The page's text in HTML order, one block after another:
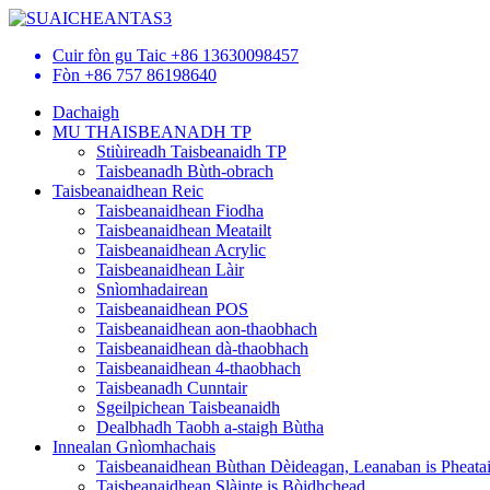
Cuir fòn gu Taic +86 13630098457
Fòn +86 757 86198640
Dachaigh
MU THAISBEANADH TP
Stiùireadh Taisbeanaidh TP
Taisbeanadh Bùth-obrach
Taisbeanaidhean Reic
Taisbeanaidhean Fiodha
Taisbeanaidhean Meatailt
Taisbeanaidhean Acrylic
Taisbeanaidhean Làir
Snìomhadairean
Taisbeanaidhean POS
Taisbeanaidhean aon-thaobhach
Taisbeanaidhean dà-thaobhach
Taisbeanaidhean 4-thaobhach
Taisbeanadh Cunntair
Sgeilpichean Taisbeanaidh
Dealbhadh Taobh a-staigh Bùtha
Innealan Gnìomhachais
Taisbeanaidhean Bùthan Dèideagan, Leanaban is
Taisbeanaidhean Slàinte is Bòidhchead